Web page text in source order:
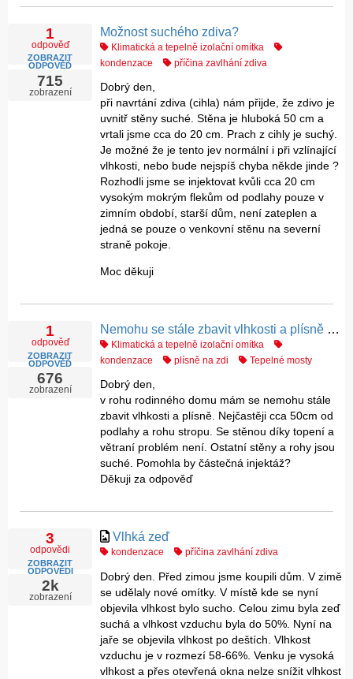
1
odpověď
ZOBRAZIT
ODPOVĚĎ
715
zobrazení
Možnost suchého zdiva?
Klimatická a tepelně izolační omítka
kondenzace
příčina zavlhání zdiva
Dobrý den,
při navrtání zdiva (cihla) nám přijde, že zdivo je
uvnitř stěny suché. Stěna je hluboká 50 cm a
vrtali jsme cca do 20 cm. Prach z cihly je suchý.
Je možné že je tento jev normální i při vzlínající
vlhkosti, nebo bude nejspíš chyba někde jinde ?
Rozhodli jsme se injektovat kvůli cca 20 cm
vysokým mokrým flekům od podlahy pouze v
zimním období, starší dům, není zateplen a
jedná se pouze o venkovní stěnu na severní
straně pokoje.
Moc děkuji
1
odpověď
ZOBRAZIT
ODPOVĚĎ
676
zobrazení
Nemohu se stále zbavit vlhkosti a plísně v jednom rohu místnosti
Klimatická a tepelně izolační omítka
kondenzace
plísně na zdi Tepelné mosty
Dobrý den,
v rohu rodinného domu mám se nemohu stále
zbavit vlhkosti a plísně. Nejčastěji cca 50cm od
podlahy a rohu stropu. Se stěnou díky topení a
větraní problém není. Ostatní stěny a rohy jsou
suché. Pomohla by částečná injektáž?
Děkuji za odpověď
3
odpovědi
ZOBRAZIT
ODPOVĚDI
2k
zobrazení
Vlhká zeď
kondenzace příčina zavlhání zdiva
Dobrý den. Před zimou jsme koupili dům. V zimě
se udělaly nové omítky. V místě kde se nyní
objevila vlhkost bylo sucho. Celou zimu byla zeď
suchá a vlhkost vzduchu byla do 50%. Nyní na
jaře se objevila vlhkost po deštích. Vlhkost
vzduchu je v rozmezí 58-66%. Venku je vysoká
vlhkost a přes otevřená okna nelze snížit vlhkost